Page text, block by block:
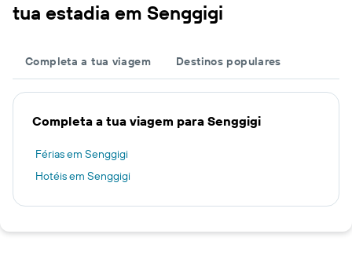
tua estadia em Senggigi
Completa a tua viagem Destinos populares
Completa a tua viagem para Senggigi
Férias em Senggigi
Hotéis em Senggigi